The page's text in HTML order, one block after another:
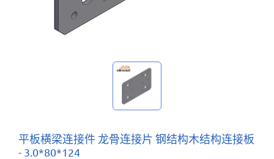
平板横梁连接件 龙骨连接片 钢结构木结构连接板
- 3.0*80*124